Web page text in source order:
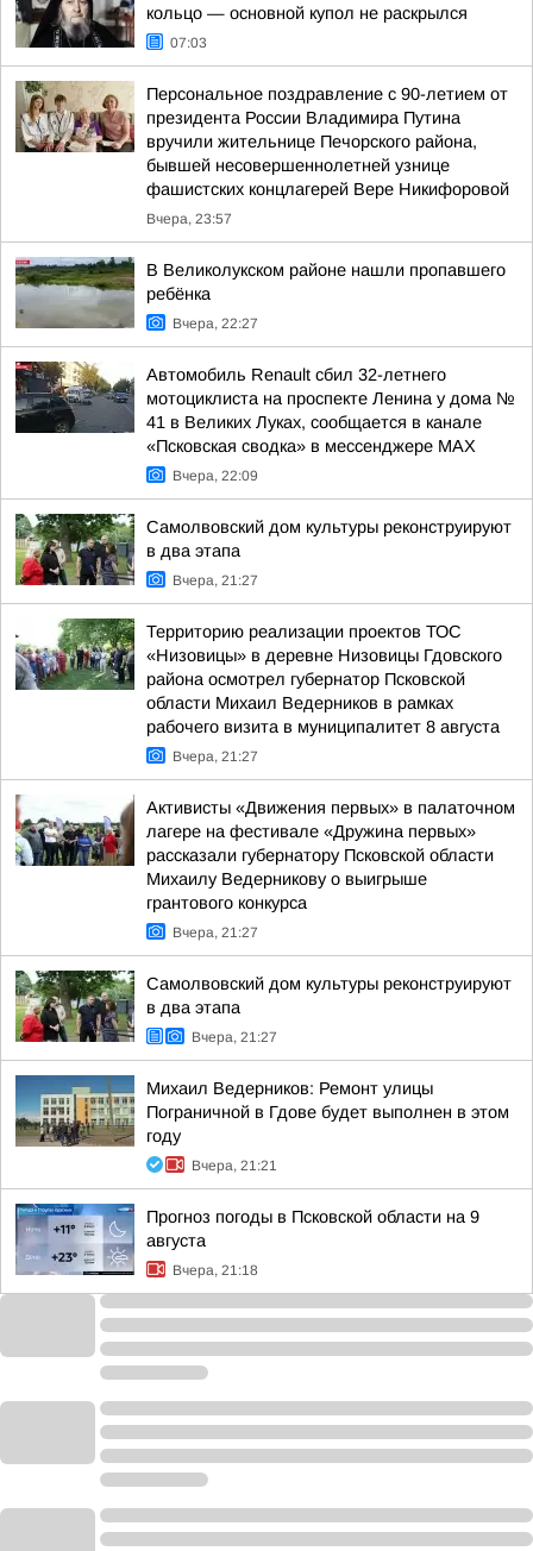
кольцо — основной купол не раскрылся
07:03
Персональное поздравление с 90-летием от
президента России Владимира Путина
вручили жительнице Печорского района,
бывшей несовершеннолетней узнице
фашистских концлагерей Вере Никифоровой
Вчера, 23:57
В Великолукском районе нашли пропавшего
ребёнка
Вчера, 22:27
Автомобиль Renault сбил 32-летнего
мотоциклиста на проспекте Ленина у дома №
41 в Великих Луках, сообщается в канале
«Псковская сводка» в мессенджере MAX
Вчера, 22:09
Самолвовский дом культуры реконструируют
в два этапа
Вчера, 21:27
Территорию реализации проектов ТОС
«Низовицы» в деревне Низовицы Гдовского
района осмотрел губернатор Псковской
области Михаил Ведерников в рамках
рабочего визита в муниципалитет 8 августа
Вчера, 21:27
Активисты «Движения первых» в палаточном
лагере на фестивале «Дружина первых»
рассказали губернатору Псковской области
Михаилу Ведерникову о выигрыше
грантового конкурса
Вчера, 21:27
Самолвовский дом культуры реконструируют
в два этапа
Вчера, 21:27
Михаил Ведерников: Ремонт улицы
Пограничной в Гдове будет выполнен в этом
году
Вчера, 21:21
Прогноз погоды в Псковской области на 9
августа
Вчера, 21:18